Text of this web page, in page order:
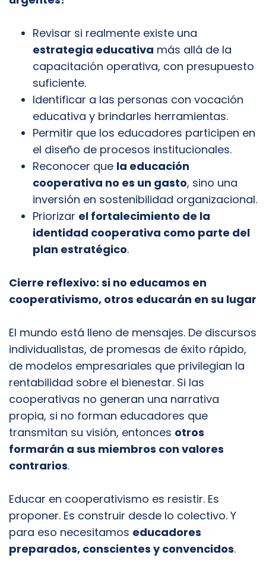
Revisar si realmente existe una
estrategia educativa más allá de la
capacitación operativa, con presupuesto
suficiente.
Identificar a las personas con vocación
educativa y brindarles herramientas.
Permitir que los educadores participen en
el diseño de procesos institucionales.
Reconocer que la educación
cooperativa no es un gasto, sino una
inversión en sostenibilidad organizacional.
Priorizar el fortalecimiento de la
identidad cooperativa como parte del
plan estratégico.
Cierre reflexivo: si no educamos en
cooperativismo, otros educarán en su lugar
El mundo está lleno de mensajes. De discursos
individualistas, de promesas de éxito rápido,
de modelos empresariales que privilegian la
rentabilidad sobre el bienestar. Si las
cooperativas no generan una narrativa
propia, si no forman educadores que
transmitan su visión, entonces otros
formarán a sus miembros con valores
contrarios.
Educar en cooperativismo es resistir. Es
proponer. Es construir desde lo colectivo. Y
para eso necesitamos educadores
preparados, conscientes y convencidos.